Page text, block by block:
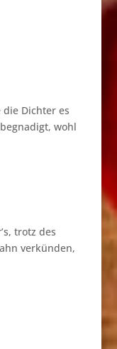
die Dichter es
wohl
trotz des
verkünden,